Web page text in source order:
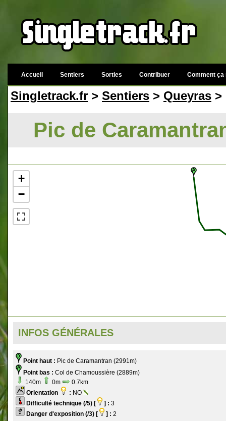
Accueil Sentiers Sorties Contribuer Comment ça
Singletrack.fr > Sentiers > Queyras >
Pic de
+
−
INFOS GÉNÉRALES
Point haut : Pic de Caramantran (2991m)
Point bas : Col de Chamoussière (2889m)
140m
0m
0.7km
Orientation
: NO
Difficulté technique (/5) [
] : 3
Danger d'exposition (/3) [
] : 2